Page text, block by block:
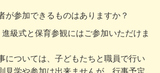
が参加できるものはありますか？
級式と保育参観にはご参加いただけま
については、子どもたちと職員で行い